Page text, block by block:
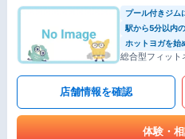
プール付きジム
駅から5分以内
ホットヨガを始
総合型フィット
店舗情報を確認
体験・